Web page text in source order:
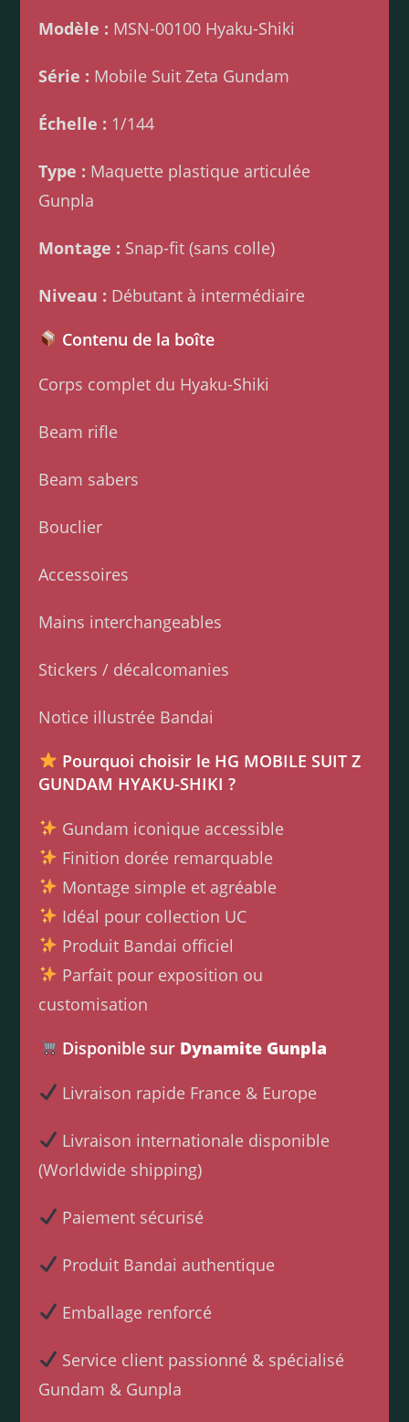
Modèle : MSN-00100 Hyaku-Shiki
Série : Mobile Suit Zeta Gundam
Échelle : 1/144
Type : Maquette plastique articulée
Gunpla
Montage : Snap-fit (sans colle)
Niveau : Débutant à intermédiaire
Contenu de la boîte
Corps complet du Hyaku-Shiki
Beam rifle
Beam sabers
Bouclier
Accessoires
Mains interchangeables
Stickers / décalcomanies
Notice illustrée Bandai
Pourquoi choisir le HG MOBILE SUIT Z
GUNDAM HYAKU-SHIKI ?
Gundam iconique accessible
Finition dorée remarquable
Montage simple et agréable
Idéal pour collection UC
Produit Bandai officiel
Parfait pour exposition ou
customisation
Disponible sur Dynamite Gunpla
Livraison rapide France & Europe
Livraison internationale disponible
(Worldwide shipping)
Paiement sécurisé
Produit Bandai authentique
Emballage renforcé
Service client passionné & spécialisé
Gundam & Gunpla